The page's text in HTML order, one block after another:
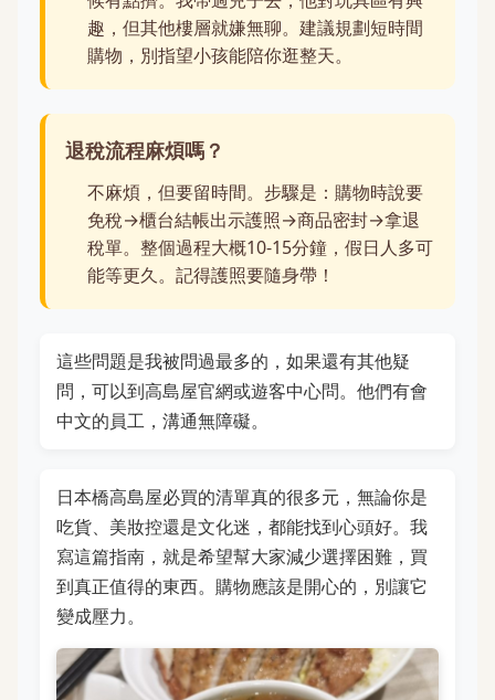
趣，但其他樓層就嫌無聊。建議規劃短時間
購物，別指望小孩能陪你逛整天。
退稅流程麻煩嗎？
不麻煩，但要留時間。步驟是：購物時說要
免稅→櫃台結帳出示護照→商品密封→拿退
稅單。整個過程大概10-15分鐘，假日人多可
能等更久。記得護照要隨身帶！
這些問題是我被問過最多的，如果還有其他疑
問，可以到高島屋官網或遊客中心問。他們有會
中文的員工，溝通無障礙。
日本橋高島屋必買的清單真的很多元，無論你是
吃貨、美妝控還是文化迷，都能找到心頭好。我
寫這篇指南，就是希望幫大家減少選擇困難，買
到真正值得的東西。購物應該是開心的，別讓它
變成壓力。